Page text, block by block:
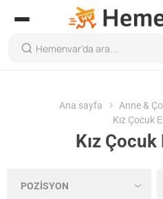
Ana sayfa Anne &
Kız Çocuk
Kız